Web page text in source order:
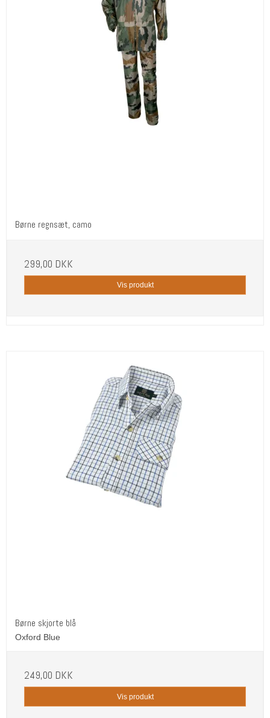
Børne regnsæt, camo
299,00 DKK
Vis produkt
Børne skjorte blå
Oxford Blue
249,00 DKK
Vis produkt